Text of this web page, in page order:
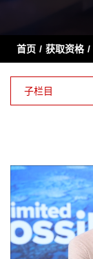
首页 获取资格
子栏目